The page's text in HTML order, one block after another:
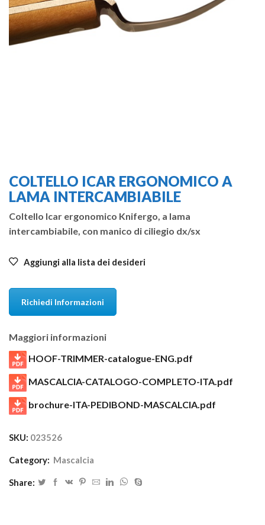
COLTELLO ICAR ERGONOMICO A
LAMA INTERCAMBIABILE
Coltello Icar ergonomico Knifergo, a lama
intercambiabile, con manico di ciliegio dx/sx
Aggiungi alla lista dei desideri
Richiedi Informazioni
Maggiori informazioni
HOOF-TRIMMER-catalogue-ENG.pdf
MASCALCIA-CATALOGO-COMPLETO-ITA.pdf
brochure-ITA-PEDIBOND-MASCALCIA.pdf
SKU: 023526
Category: Mascalcia
Share: